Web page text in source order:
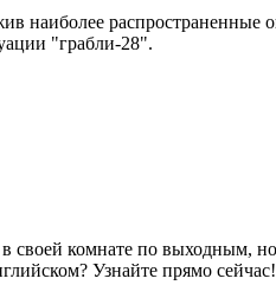
наиболее распространенные
"грабли-28".
своей комнате по выходным,
Узнайте прямо сейчас!